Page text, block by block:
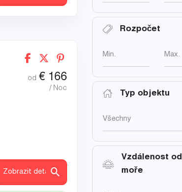
od € 166
/ Noc
Zobrazit detaily
Rozpočet
Min. Max.
Typ objektu
Všechny
Vzdálenost od
moře